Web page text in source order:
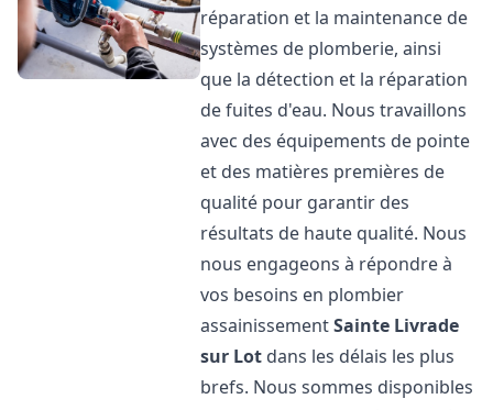
réparation et la maintenance de
systèmes de plomberie, ainsi
que la détection et la réparation
de fuites d'eau. Nous travaillons
avec des équipements de pointe
et des matières premières de
qualité pour garantir des
résultats de haute qualité. Nous
nous engageons à répondre à
vos besoins en plombier
assainissementSainte Livrade
sur Lot dans les délais les plus
brefs. Nous sommes disponibles